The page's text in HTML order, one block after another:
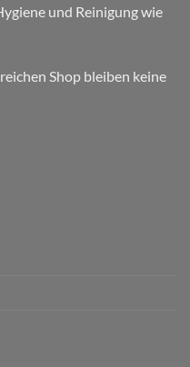
und Reinigung wie
Shop bleiben keine